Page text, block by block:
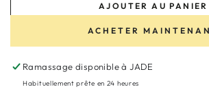
quantité
Immortelle
quantité
de
Immortelle
AJOUTER AU PANIER
ACHETER
Ramassage disponible àJADE
Habituellement prête en 24 heures